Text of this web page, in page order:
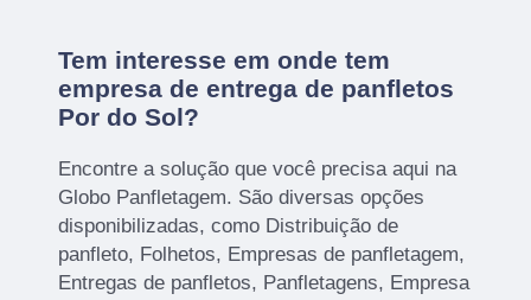
Tem interesse em onde tem
empresa de entrega de panfletos
Por do Sol?
Encontre a solução que você precisa aqui na
Globo Panfletagem. São diversas opções
disponibilizadas, como Distribuição de
panfleto, Folhetos, Empresas de panfletagem,
Entregas de panfletos, Panfletagens, Empresa